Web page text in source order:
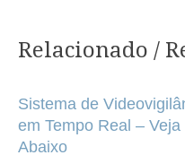
Relacionado /
Sistema de
em Tempo Real –
Abaixo
de
artigos